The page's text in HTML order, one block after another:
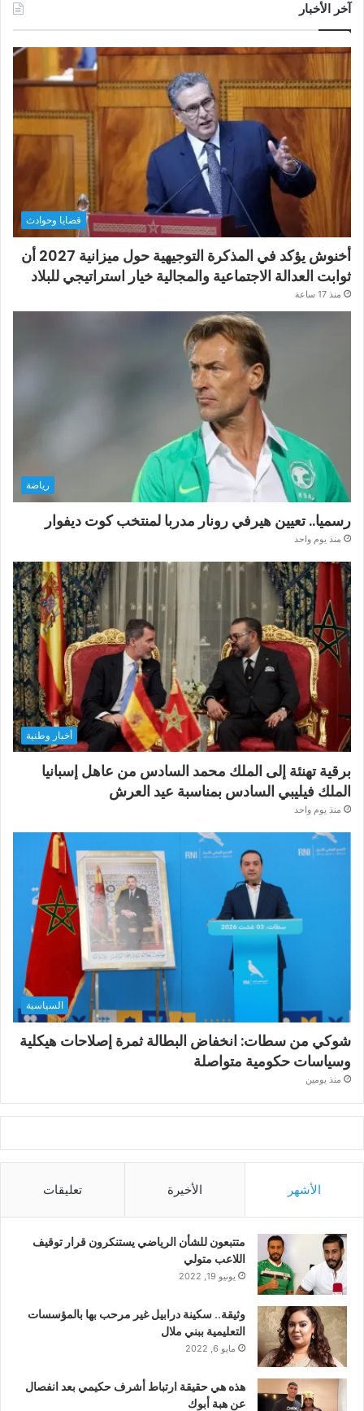
آخر الأخبار
قضايا وحوادث
أخنوش يؤكد في المذكرة التوجيهية حول ميزانية 2027 أن
ثوابت العدالة الاجتماعية والمجالية خيار استراتيجي للبلاد
منذ 17 ساعة
رياضة
رسميا.. تعيين هيرفي رونار مدربا لمنتخب كوت ديفوار
منذ يوم واحد
أخبار وطنية
برقية تهنئة إلى الملك محمد السادس من عاهل إسبانيا
الملك فيليبي السادس بمناسبة عيد العرش
منذ يوم واحد
السياسية
شوكي من سطات: انخفاض البطالة ثمرة إصلاحات هيكلية
وسياسات حكومية متواصلة
منذ يومين
الأشهر الأخيرة تعليقات
متتبعون للشأن الرياضي يستنكرون قرار توقيف
اللاعب متولي
يونيو 19, 2022
وثيقة.. سكينة درابيل غير مرحب بها بالمؤسسات
التعليمية ببني ملال
مايو 6, 2022
هذه هي حقيقة ارتباط أشرف حكيمي بعد انفصال
عن هبة أبوك